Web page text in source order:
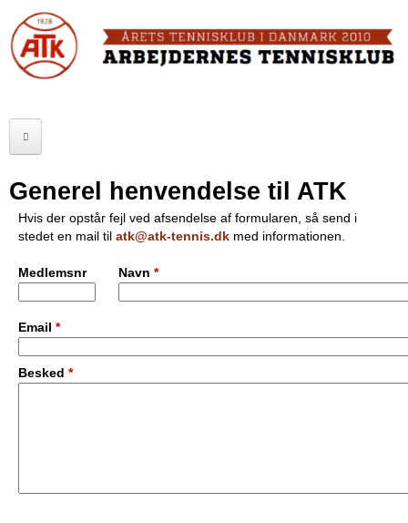
to
main
b
e
d
e
r
FORSIDE
JUNIOR
MOTIONISTER
TURNERINGER
RANGLISTER
Generel henvendelse til ATK
Hvis der opstår fejl ved afsendelse af formularen, så send i
stedet en mail til atk@atk-tennis.dk med informationen.
Medlemsnr Navn *
Besked *
Email *